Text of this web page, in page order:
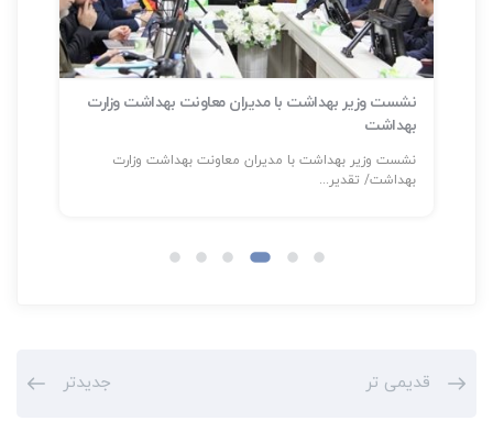
نشست وزیر بهداشت با مدیران معاونت بهداشت وزارت
بهداشت
نشست وزیر بهداشت با مدیران معاونت بهداشت وزارت
بهداشت/ تقدیر...
قدیمی تر جدیدتر